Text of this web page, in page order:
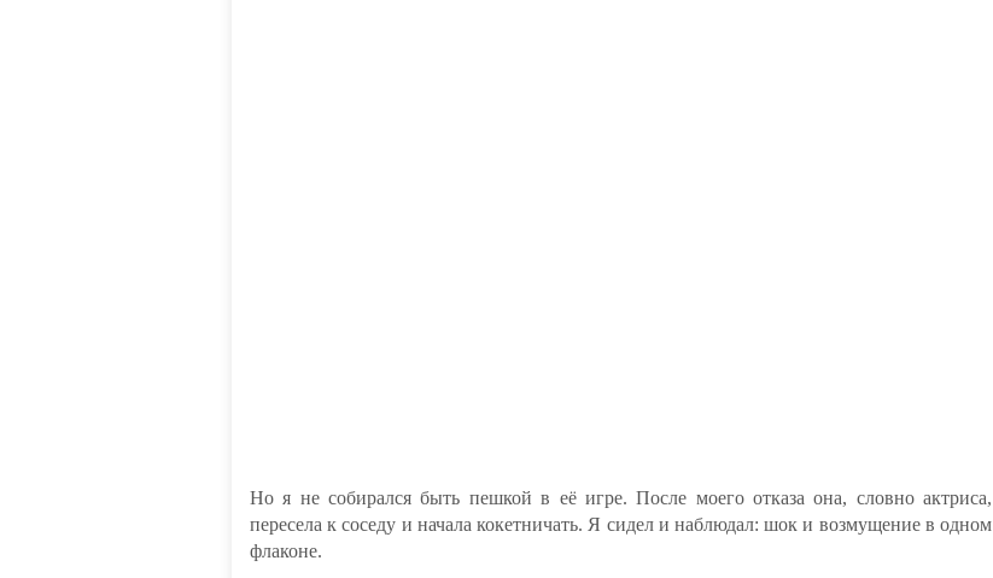
Но я не собирался быть пешкой в её игре. После моего отказа она, словно актриса,
пересела к соседу и начала кокетничать. Я сидел и наблюдал: шок и возмущение в одном
флаконе.